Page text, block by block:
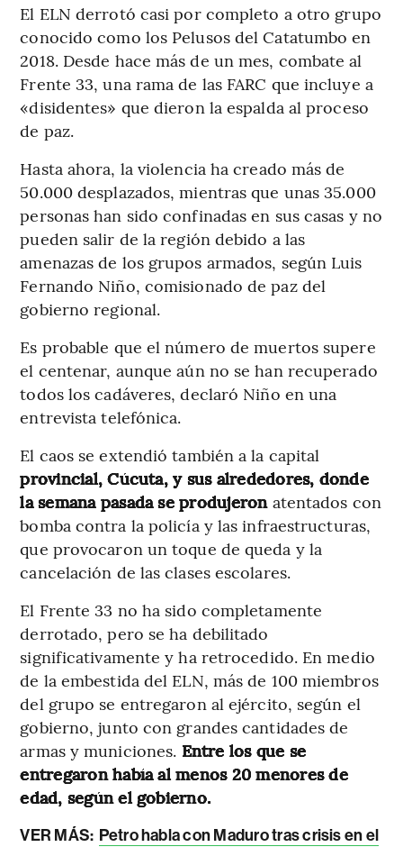
El ELN derrotó casi por completo a otro grupo
conocido como los Pelusos del Catatumbo en
2018. Desde hace más de un mes, combate al
Frente 33, una rama de las FARC que incluye a
«disidentes» que dieron la espalda al proceso
de paz.
Hasta ahora, la violencia ha creado más de
50.000 desplazados, mientras que unas 35.000
personas han sido confinadas en sus casas y no
pueden salir de la región debido a las
amenazas de los grupos armados, según Luis
Fernando Niño, comisionado de paz del
gobierno regional.
Es probable que el número de muertos supere
el centenar, aunque aún no se han recuperado
todos los cadáveres, declaró Niño en una
entrevista telefónica.
El caos se extendió también a la capital
provincial, Cúcuta, y sus alrededores, donde
la semana pasada se produjeronatentados con
bomba contra la policía y las infraestructuras,
que provocaron un toque de queda y la
cancelación de las clases escolares.
El Frente 33 no ha sido completamente
derrotado, pero se ha debilitado
significativamente y ha retrocedido. En medio
de la embestida del ELN, más de 100 miembros
del grupo se entregaron al ejército, según el
gobierno, junto con grandes cantidades de
armas y municiones. Entre los que se
entregaron había al menos 20 menores de
edad, según el gobierno.
VER MÁS: Petro habla con Maduro tras crisis en el